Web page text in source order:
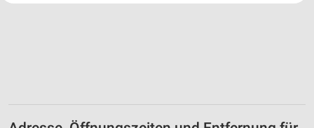
Website/App.
Verwendung reduzierter Daten zur Auswahl von